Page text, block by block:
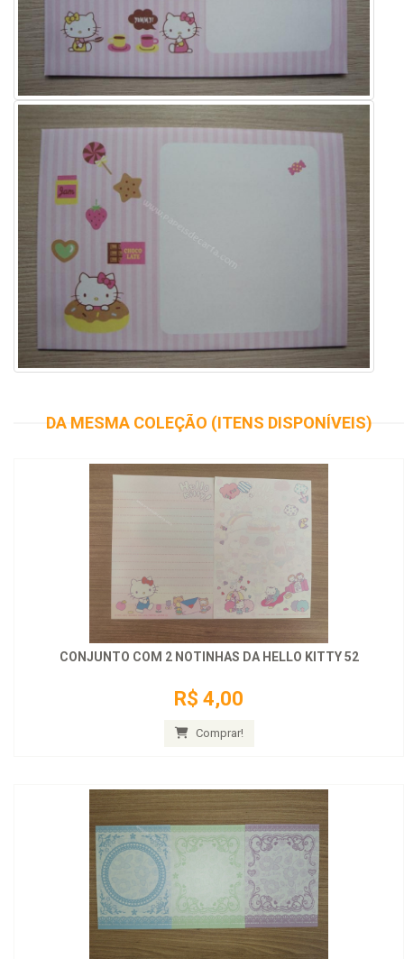
DA MESMA COLEÇÃO (ITENS DISPONÍVEIS)
CONJUNTO COM 2 NOTINHAS DA HELLO KITTY 52
R$ 4,00
Comprar!